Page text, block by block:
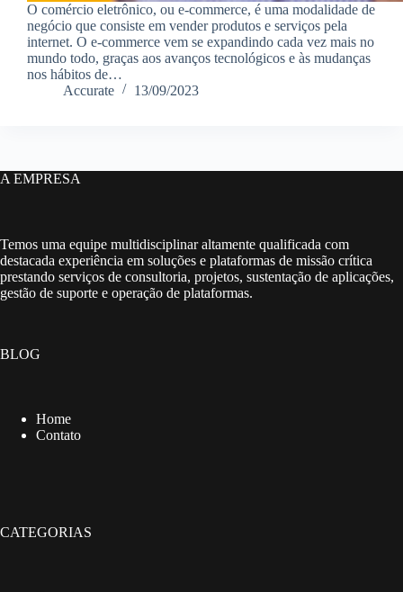
O comércio eletrônico, ou e-commerce, é uma modalidade de
negócio que consiste em vender produtos e serviços pela
internet. O e-commerce vem se expandindo cada vez mais no
mundo todo, graças aos avanços tecnológicos e às mudanças
nos hábitos de…
Accurate
13/09/2023
A EMPRESA
Temos uma equipe multidisciplinar altamente qualificada com
destacada experiência em soluções e plataformas de missão crítica
prestando serviços de consultoria, projetos, sustentação de aplicações,
gestão de suporte e operação de plataformas.
BLOG
Home
Contato
CATEGORIAS